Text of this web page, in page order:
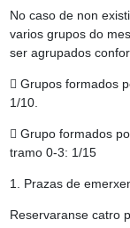
No caso de non
varios grupos do
ser agrupados
 Grupos formados
1/10.
 Grupo formados
tramo 0-3: 1/15
1. Prazas de
Reservaranse catro